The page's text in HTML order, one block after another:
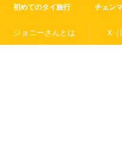
初めてのタイ旅行 チェン
ジョニーさんとは X（